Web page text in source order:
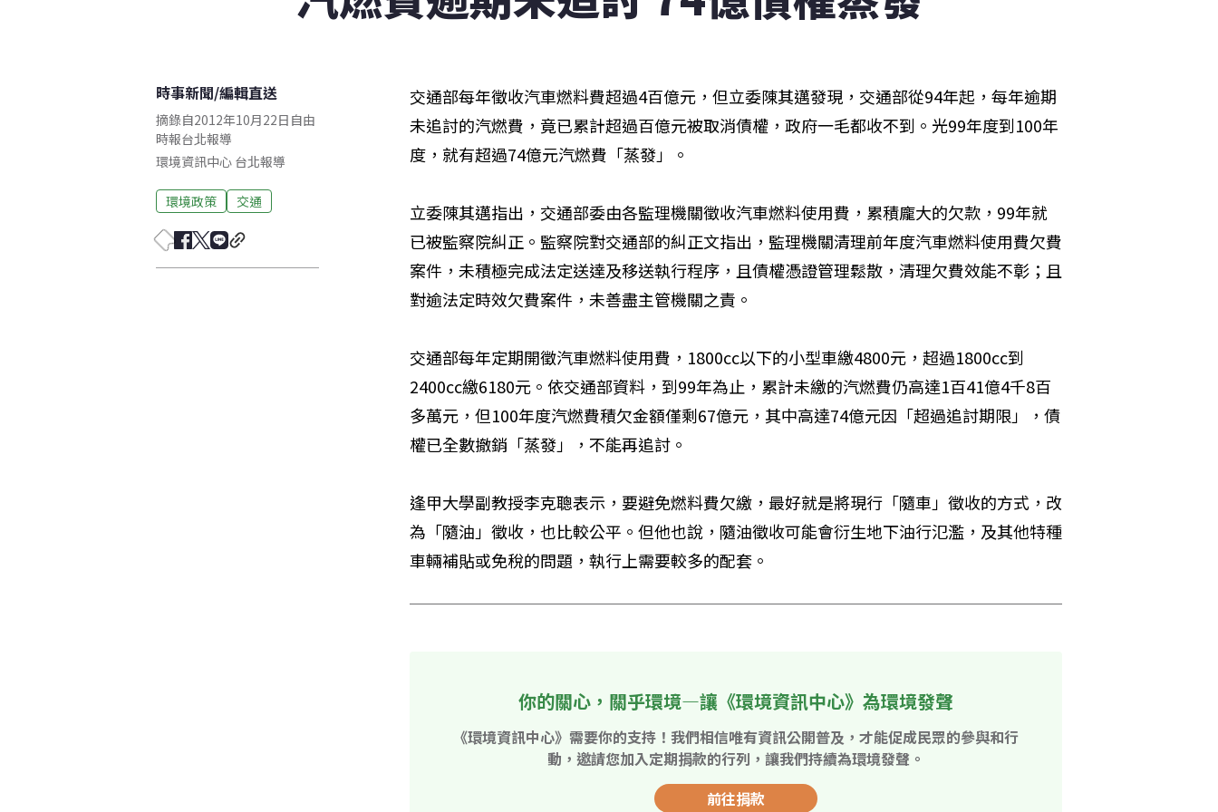
時事新聞/編輯直送
摘錄自2012年10月22日自由
時報台北報導
環境資訊中心 台北報導
環境政策 交通
交通部每年徵收汽車燃料費超過4百億元，但立委陳其邁發現，交通部從94年起，每年逾期
未追討的汽燃費，竟已累計超過百億元被取消債權，政府一毛都收不到。光99年度到100年
度，就有超過74億元汽燃費「蒸發」。
立委陳其邁指出，交通部委由各監理機關徵收汽車燃料使用費，累積龐大的欠款，99年就
已被監察院糾正。監察院對交通部的糾正文指出，監理機關清理前年度汽車燃料使用費欠費
案件，未積極完成法定送達及移送執行程序，且債權憑證管理鬆散，清理欠費效能不彰；且
對逾法定時效欠費案件，未善盡主管機關之責。
交通部每年定期開徵汽車燃料使用費，1800cc以下的小型車繳4800元，超過1800cc到
2400cc繳6180元。依交通部資料，到99年為止，累計未繳的汽燃費仍高達1百41億4千8百
多萬元，但100年度汽燃費積欠金額僅剩67億元，其中高達74億元因「超過追討期限」，債
權已全數撤銷「蒸發」，不能再追討。
逢甲大學副教授李克聰表示，要避免燃料費欠繳，最好就是將現行「隨車」徵收的方式，改
為「隨油」徵收，也比較公平。但他也說，隨油徵收可能會衍生地下油行氾濫，及其他特種
車輛補貼或免稅的問題，執行上需要較多的配套。
你的關心，關乎環境—讓《環境資訊中心》為環境發聲
《環境資訊中心》需要你的支持！我們相信唯有資訊公開普及，才能促成民眾的參與和行
動，邀請您加入定期捐款的行列，讓我們持續為環境發聲。
前往捐款